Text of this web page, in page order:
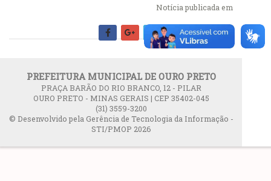
Notícia publicada em
PREFEITURA MUNICIPAL DE OURO PRETO
PRAÇA BARÃO DO RIO BRANCO, 12 - PILAR
OURO PRETO - MINAS GERAIS | CEP 35402-045
(31) 3559-3200
© Desenvolvido pela Gerência de Tecnologia da Informação -
STI/PMOP 2026